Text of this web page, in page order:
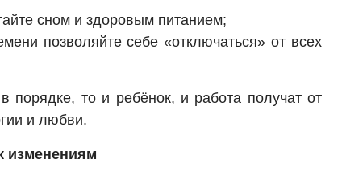
сном и здоровым питанием;
позволяйте себе «отключаться» от всех
порядке, то и ребёнок, и работа получат от
и любви.
изменениям